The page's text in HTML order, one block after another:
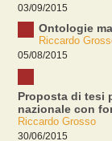
03/09/2015
Ontologie
Riccardo
05/08/2015
Proposta di tesi
nazionale con
Riccardo Grosso
30/06/2015